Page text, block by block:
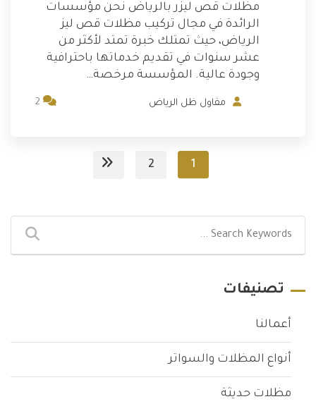
مظلات قص ليزر بالرياض نحن مؤسسات
الرائدة في مجال تركيب مظلات قص ليز
الرياض، حيث تمتلك خبرة تمتد لأكثر من
عشر سنوات في تقديم خدماتها باحترافية
وجودة عالية. المؤسسة مرخصة…
مقاول ظل الرياض
1
2
تصنيفات
أعمالنا
أنواع المظلات والسواتر
مظلات حديثة